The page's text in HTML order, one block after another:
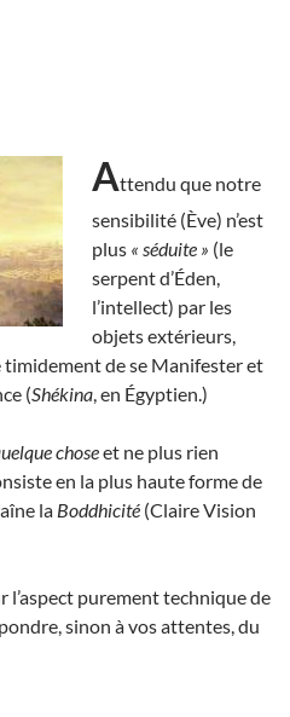
Attendu que notre
sensibilité (Ève) n’est
plus « séduite » (le
serpent d’Éden,
l’intellect) par les
objets extérieurs,
timidement de se Manifester et
(Shékina , en Égyptien.)
choseet ne plus rien
en la plus haute forme de
la Boddhicité (Claire Vision
l’aspect purement technique de
sinon à vos attentes, du